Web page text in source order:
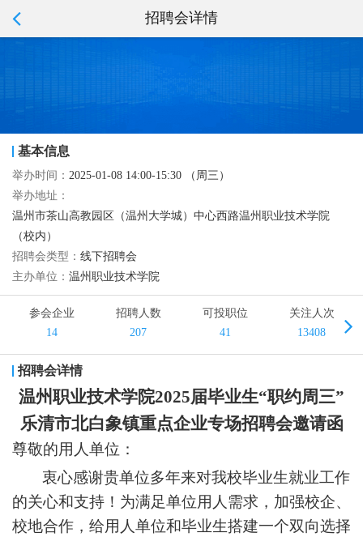
招聘会详情
基本信息
举办时间： 2025-01-08 14:00-15:30 （周三）
举办地址：
温州市茶山高教园区（温州大学城）中心西路温州职业技术学院
（校内）
招聘会类型： 线下招聘会
主办单位： 温州职业技术学院
参会企业
14
招聘人数
207
可投职位
41
关注人次
13408
招聘会详情
温州职业技术学院2025届毕业生“职约周三”
乐清市北白象镇重点企业专场招聘会邀请函
尊敬的用人单位：
衷心感谢贵单位多年来对我校毕业生就业工作
的关心和支持！为满足单位用人需求，加强校企、
校地合作，给用人单位和毕业生搭建一个双向选择